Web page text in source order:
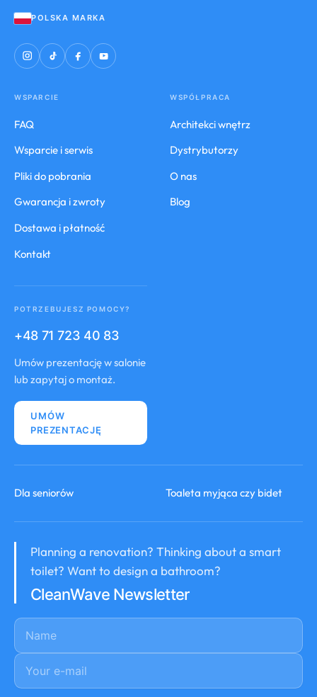
POLSKA MARKA
WSPARCIE
FAQ
Wsparcie i serwis
Pliki do pobrania
Gwarancja i zwroty
Dostawa i płatność
Kontakt
WSPÓŁPRACA
Architekci wnętrz
Dystrybutorzy
O nas
Blog
POTRZEBUJESZ POMOCY?
+48 71 723 40 83
Umów prezentację w salonie
lub zapytaj o montaż.
UMÓW
PREZENTACJĘ
Dla seniorów Toaleta myjąca czy bidet
Planning a renovation? Thinking about a smart
toilet? Want to design a bathroom?
CleanWave Newsletter
Name
E-mail